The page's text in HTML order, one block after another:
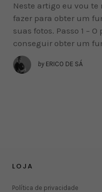
Neste artigo eu vou te
fazer para obter um
suas fotos. Passo 1 –
conseguir obter um
by ERICO DE SÁ
LOJA
Política de privacidade